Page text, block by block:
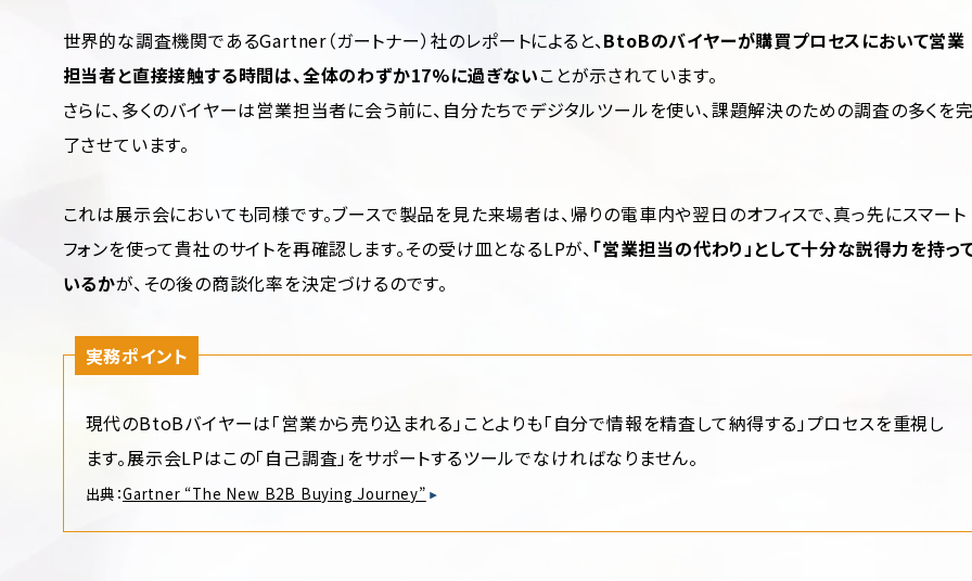
世界的な調査機関であるGartner（ガートナー）社のレポートによると、BtoBのバイヤーが購買プロセスにおいて営業
担当者と直接接触する時間は、全体のわずか17%に過ぎないことが示されています。
さらに、多くのバイヤーは営業担当者に会う前に、自分たちでデジタルツールを使い、課題解決のための調査の多くを
了させています。
これは展示会においても同様です。ブースで製品を見た来場者は、帰りの電車内や翌日のオフィスで、真っ先にスマート
フォンを使って貴社のサイトを再確認します。その受け皿となるLPが、 「営業担当の代わり」として十分な説得力を持っ
いるかが、その後の商談化率を決定づけるのです。
実務ポイント
現代のBtoBバイヤーは「営業から売り込まれる」ことよりも「自分で情報を精査して納得する」プロセスを重視し
ます。展示会LPはこの「自己調査」をサポートするツールでなければなりません。
出典：Gartner “The New B2B Buying Journey”